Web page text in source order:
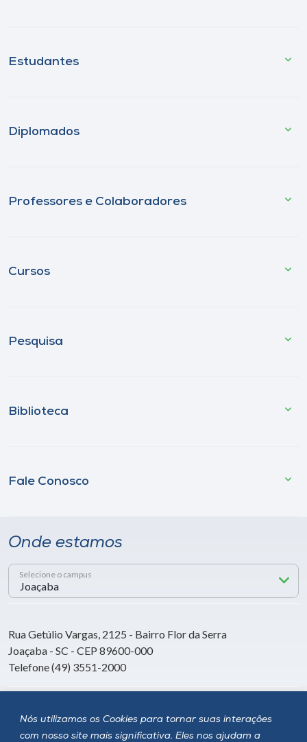
Nós utilizamos os Cookies para tornar suas interações
com nosso site mais significativa. Eles nos ajudam a
Estudantes
Diplomados
Professores e Colaboradores
Cursos
Pesquisa
Biblioteca
Fale Conosco
Onde estamos
Selecione o campus
Rua Getúlio Vargas, 2125 - Bairro Flor da Serra
Joaçaba - SC - CEP 89600-000
Telefone (49) 3551-2000
Siga a Unoesc